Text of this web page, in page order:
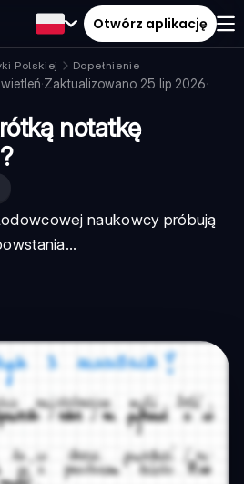
Otwórz aplikację
Polskiej
Dopełnienie
·Zaktualizowano 25 lip 2026·
notatkę
naukowcy próbują